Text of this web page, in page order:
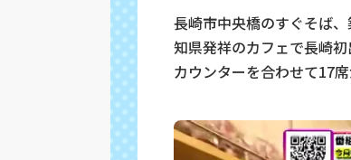
長崎市中央橋のすぐそば
知県発祥のカフェで長崎
カウンターを合わせて17席